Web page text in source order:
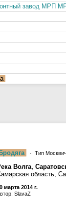
завод МРП
Бродяга · Тип
Волга,
область,
марта 2014 г.
SlavaZ